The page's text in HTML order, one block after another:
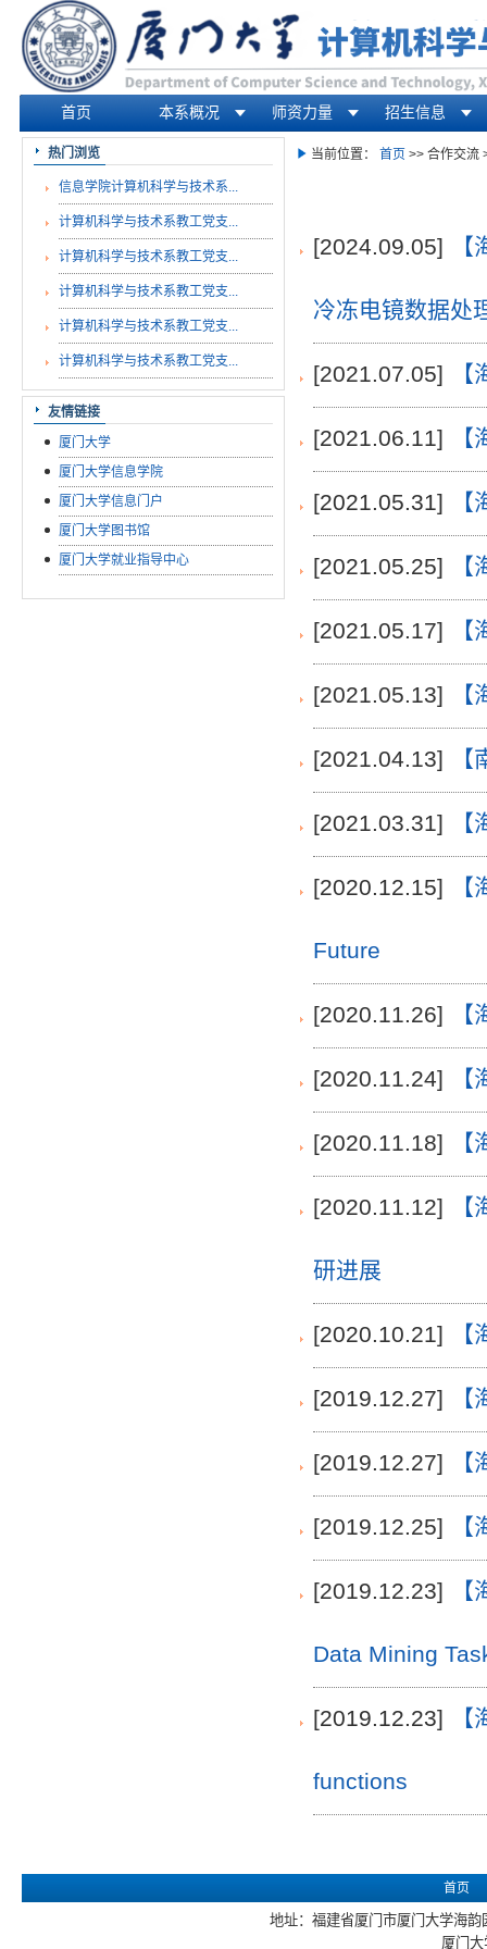
首页 本系概况 师资力量 招生信息
热门浏览
信息学院计算机科学与技术系...
计算机科学与技术系教工党支...
计算机科学与技术系教工党支...
计算机科学与技术系教工党支...
计算机科学与技术系教工党支...
计算机科学与技术系教工党支...
友情链接
厦门大学
厦门大学信息学院
厦门大学信息门户
厦门大学图书馆
厦门大学就业指导中心
你在这里
当前位置：首页>> 合作交流
[2024.09.05]
冷冻电镜数据处
[2021.07.05]
[2021.06.11]
[2021.05.31]
[2021.05.25]
[2021.05.17]
[2021.05.13]
[2021.04.13]
[2021.03.31]
[2020.12.15]
Future
[2020.11.26]
[2020.11.24]
[2020.11.18]
[2020.11.12]
研进展
[2020.10.21]
[2019.12.27]
[2019.12.27]
[2019.12.25]
[2019.12.23]
Data Mining
[2019.12.23]
functions
首页
地址：福建省厦门市厦门大学海
厦门